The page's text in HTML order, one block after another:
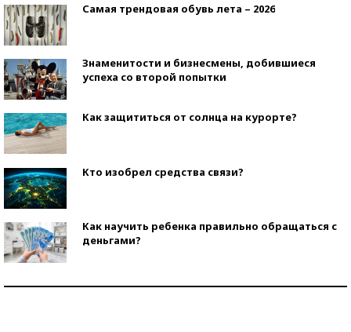
Самая трендовая обувь лета – 2026
Знаменитости и бизнесмены, добившиеся
успеха со второй попытки
Как защититься от солнца на курорте?
Кто изобрел средства связи?
Как научить ребенка правильно обращаться с
деньгами?